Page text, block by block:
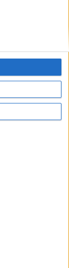
trends”:
προϊόντα
protein